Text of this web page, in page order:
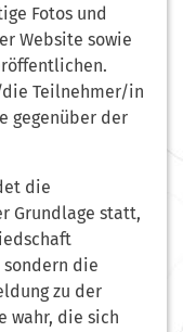
Fotos und
Website sowie
Teilnehmer/in
gegenüber der
die
Grundlage statt,
sondern die
zu der
wahr, die sich